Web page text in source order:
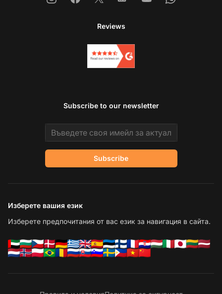
Reviews
Subscribe to our newsletter
Email address
Subscribe
Изберете вашия език
Изберете предпочитания от вас език за навигация в сайта.